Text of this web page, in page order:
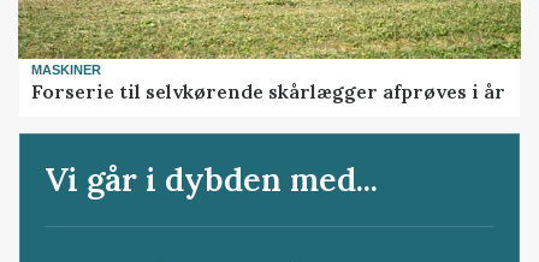
MASKINER
Forserie til selvkørende skårlægger afprøves i år
Vi går i dybden med...